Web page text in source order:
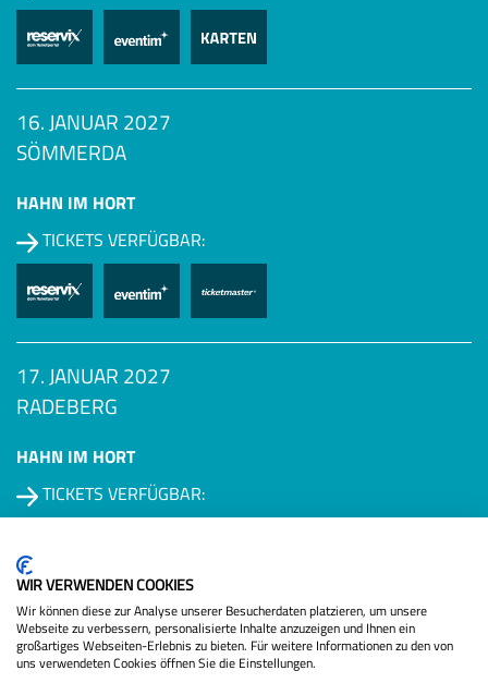
16. JANUAR 2027
SÖMMERDA
HAHN IM HORT
TICKETS VERFÜGBAR:
17. JANUAR 2027
RADEBERG
HAHN IM HORT
TICKETS VERFÜGBAR:
WIR VERWENDEN COOKIES
Wir können diese zur Analyse unserer Besucherdaten platzieren, um unsere
Webseite zu verbessern, personalisierte Inhalte anzuzeigen und Ihnen ein
großartiges Webseiten-Erlebnis zu bieten. Für weitere Informationen zu den von
uns verwendeten Cookies öffnen Sie die Einstellungen.